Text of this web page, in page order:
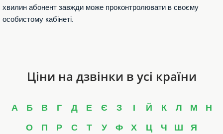
хвилин абонент завжди може проконтролювати в своєму
особистому кабінеті.
Ціни на дзвінки в усі країни
А Б В Г Д Е Є З І Й К Л М
Н
О
П Р С Т У Ф Х Ц Ч Ш Я